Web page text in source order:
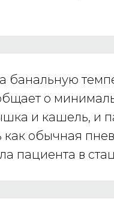
о
и кашель, и
как обычная
пациента в